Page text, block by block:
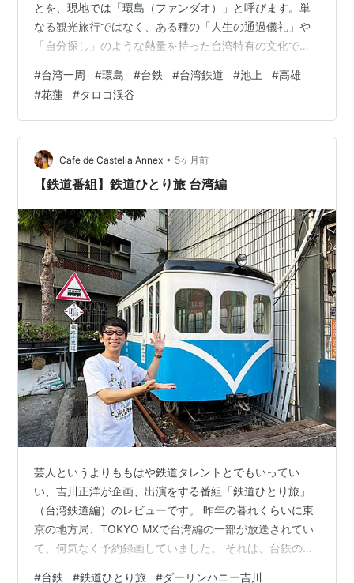
とを、現地では「環島（ファンダオ）」と呼びます。単
なる観光旅行ではなく、ある種の「人生の通過儀礼」や
「自分探し」のような熱量を持った台湾特有の文化で
間かけて、台湾鉄道を利用して、時計回りに環島をやっ
てきました。 今回は、実際に体験して感じた台湾の環島
文化と、旅の思い出を綴ります。 台湾人のアイデンティ
ティ「環島」とは？ 今回の旅のルート：時計回りに10日
間 心に残った場所：池上と高雄 池上（チーシャン） 高
雄（ガオション） …
#台湾一周 #環島 #台鉄 #台湾鉄道 #池上 #高雄
#花蓮 #タロコ渓谷
Cafe de Castella Annex • 5ヶ月前
【鉄道番組】鉄道ひとり旅 台湾編
芸人というよりももはや鉄道タレントとでもいってい
い、吉川正洋が企画、出演をする番組「鉄道ひとり旅」
（台湾鉄道編）のレビューです。 昨年の暮れくらいに東
京の地方局、TOKYO MXで台湾編の一部が放送されてい
て、何気なく予約録画していました。 それは、台鉄の海
#台鉄 #鉄道ひとり旅 #ダーリンハニー吉川